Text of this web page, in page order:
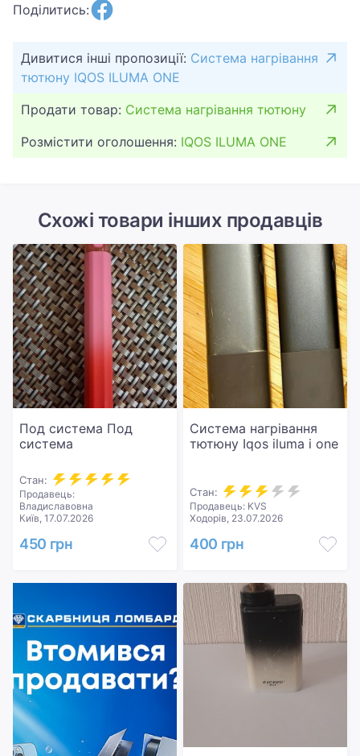
Поділитись:
Дивитися інші пропозиції: Система нагрівання
тютюну IQOS ILUMA ONE
Продати товар: Система нагрівання тютюну
Розмістити оголошення: IQOS ILUMA ONE
Схожі товари інших продавців
Под система Под
система
Стан:
Продавець:
Владиславовна
Київ, 17.07.2026
450 грн
Система нагрівання
тютюну Iqos iluma i one
Стан:
Продавець: KVS
Ходорів, 23.07.2026
400 грн